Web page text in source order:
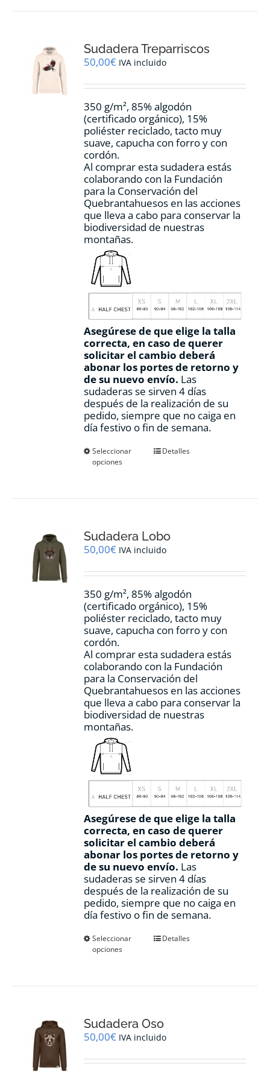
se
pueden
en
página
de
producto
Sudadera Treparriscos
50,00€ IVA incluido
350 g/m², 85% algodón
(certificado orgánico), 15%
poliéster reciclado, tacto muy
suave, capucha con forro y con
cordón.
Al comprar esta sudadera estás
colaborando con la Fundación
para la Conservación del
Quebrantahuesos en las acciones
que lleva a cabo para conservar la
biodiversidad de nuestras
montañas.
Asegúrese de que elige la talla
correcta, en caso de querer
solicitar el cambio deberá
abonar los portes de retorno y
de su nuevo envío. Las
sudaderas se sirven 4 días
después de la realización de su
pedido, siempre que no caiga en
día festivo o fin de semana.
Seleccionar
opciones
Este
se
pueden
en
página
de
producto
Detalles
Sudadera Lobo
50,00€ IVA incluido
350 g/m², 85% algodón
(certificado orgánico), 15%
poliéster reciclado, tacto muy
suave, capucha con forro y con
cordón.
Al comprar esta sudadera estás
colaborando con la Fundación
para la Conservación del
Quebrantahuesos en las acciones
que lleva a cabo para conservar la
biodiversidad de nuestras
montañas.
Asegúrese de que elige la talla
correcta, en caso de querer
solicitar el cambio deberá
abonar los portes de retorno y
de su nuevo envío. Las
sudaderas se sirven 4 días
después de la realización de su
pedido, siempre que no caiga en
día festivo o fin de semana.
Seleccionar
opciones
Este
se
pueden
en
Detalles
Sudadera Oso
50,00€ IVA incluido